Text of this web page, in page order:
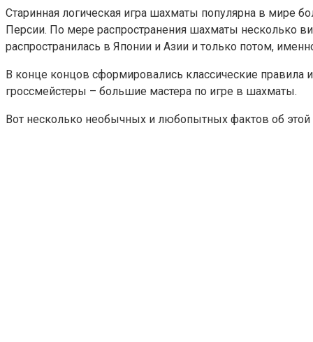
Старинная логическая игра шахматы популярна в мире
Персии. По мере распространения шахматы несколько
распространилась в Японии и Азии и только потом,
В конце концов сформировались классические
гроссмейстеры – большие мастера по игре в шахматы.
Вот несколько необычных и любопытных фактов об этой